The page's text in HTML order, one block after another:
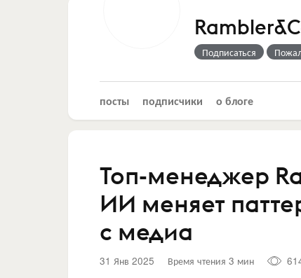
Подписаться
посты подписчики о блоге
Топ-менеджер
ИИ меняет
с медиа
31 Янв 2025 Время чтения 3 мин